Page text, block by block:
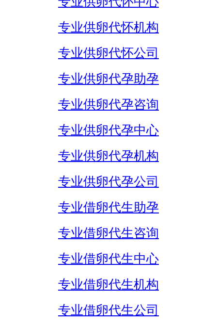
专业供卵代怀机构
专业供卵代怀公司
专业供卵代孕助孕
专业供卵代孕咨询
专业供卵代孕中心
专业供卵代孕机构
专业供卵代孕公司
专业借卵代生助孕
专业借卵代生咨询
专业借卵代生中心
专业借卵代生机构
专业借卵代生公司